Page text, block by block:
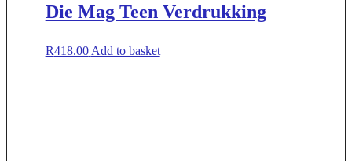
Die Mag Teen Verdrukking
R418.00 Add to basket